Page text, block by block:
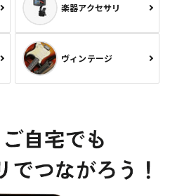
楽器アクセサリ
ヴィンテージ